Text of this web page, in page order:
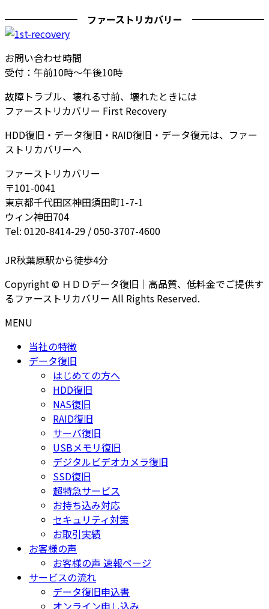
ファーストリカバリー
お問い合わせ時間
受付：午前10時～午後10時
故障トラブル、壊れる寸前、壊れたときには
ファーストリカバリー First Recovery
HDD復旧・データ復旧・RAID復旧・データ復元は、ファー
ストリカバリーへ
ファーストリカバリー
〒101-0041
東京都千代田区神田須田町1-7-1
ウィン神田704
Tel: 0120-8414-29 / 050-3707-4600
JR秋葉原駅から徒歩4分
Copyright © ＨＤＤデータ復旧｜高品質、低料金でご提供す
るファーストリカバリー All Rights Reserved.
MENU
当社の特徴
データ復旧
はじめての方へ
HDD復旧
NAS復旧
RAID復旧
サーバ復旧
USBメモリ復旧
デジタルビデオカメラ復旧
SSD復旧
超特急サービス
お持ち込み対応
セキュリティ対策
お取引実績
お客様の声
お客様の声 速報ページ
サービスの流れ
データ復旧申込書
オンライン申し込み